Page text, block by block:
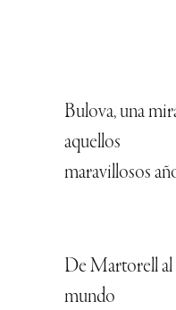
Bulova, una
aquellos
maravillosos
De Martorell al
mundo